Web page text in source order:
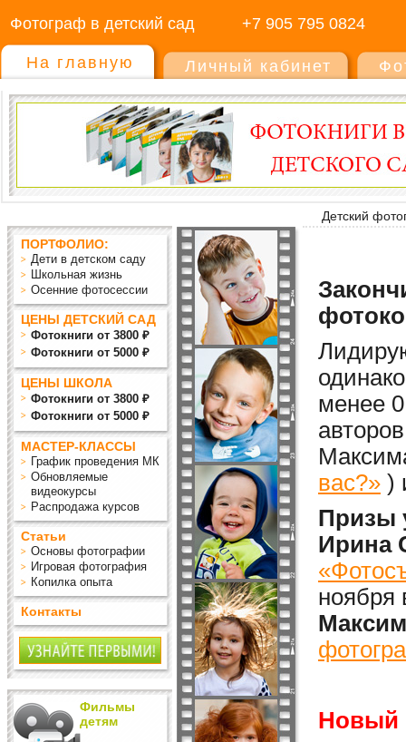
Фотограф в детский сад +7 905 795 0824
На главную Личный кабинет
Детский
ПОРТФОЛИО:
Дети в детском саду
Школьная жизнь
Осенние фотосессии
ЦЕНЫ ДЕТСКИЙ САД
Фотокниги от 3800 ₽
Фотокниги от 5000 ₽
ЦЕНЫ ШКОЛА
Фотокниги от 3800 ₽
Фотокниги от 5000 ₽
МАСТЕР-КЛАССЫ
График проведения МК
Обновляемые
видеокурсы
Распродажа курсов
Статьи
Основы фотографии
Игровая фотография
Копилка опыта
Контакты
Фильмы
детям
менее
авторов
вас?» )
Призы
Ирина
ноября
Новый